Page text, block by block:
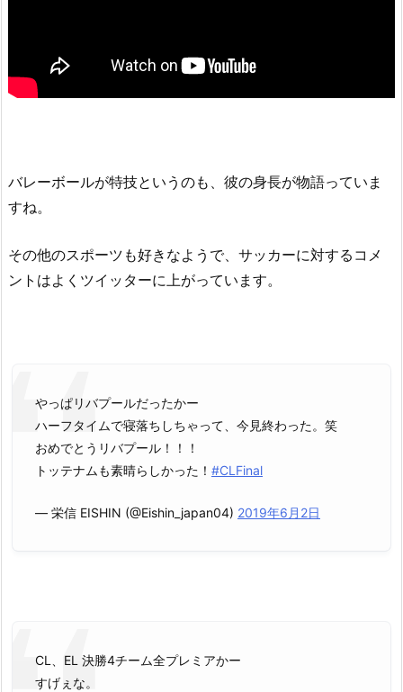
バレーボールが特技というのも、彼の身長が物語っていま
すね。
その他のスポーツも好きなようで、サッカーに対するコメ
ントはよくツイッターに上がっています。
やっぱリバプールだったかー
ハーフタイムで寝落ちしちゃって、今見終わった。笑
おめでとうリバプール！！！
トッテナムも素晴らしかった！ #CLFinal
— 栄信 EISHIN (@Eishin_japan04) 2019年6月2日
CL、EL 決勝4チーム全プレミアかー
すげぇな。